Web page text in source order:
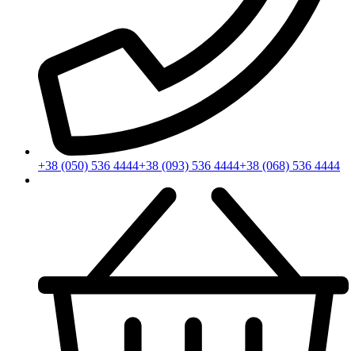
+38 (050) 536 4444+38 (093) 536 4444+38 (068) 536 4444